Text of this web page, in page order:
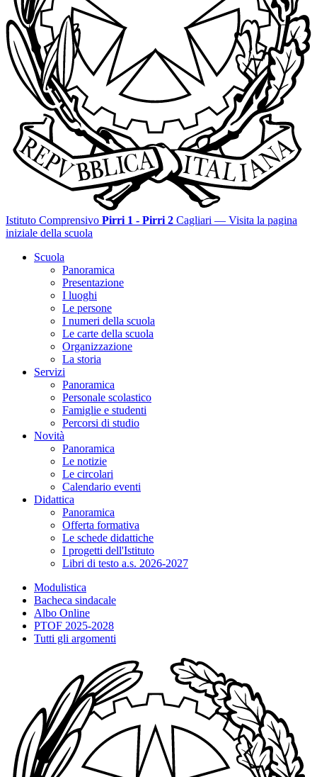
Istituto Comprensivo Pirri 1 - Pirri 2 Cagliari — Visita la pagina
iniziale della scuola
Scuola
Panoramica
Presentazione
I luoghi
Le persone
I numeri della scuola
Le carte della scuola
Organizzazione
La storia
Servizi
Panoramica
Personale scolastico
Famiglie e studenti
Percorsi di studio
Novità
Panoramica
Le notizie
Le circolari
Calendario eventi
Didattica
Panoramica
Offerta formativa
Le schede didattiche
I progetti dell'Istituto
Libri di testo a.s. 2026-2027
Modulistica
Bacheca sindacale
Albo Online
PTOF 2025-2028
Tutti gli argomenti